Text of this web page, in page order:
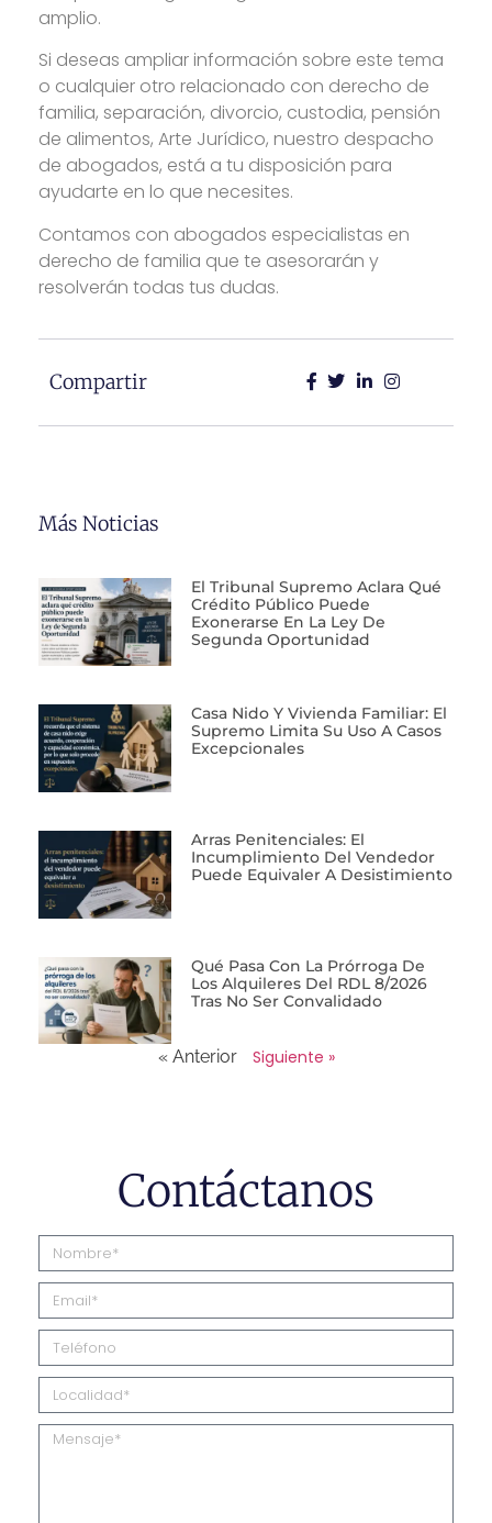
amplio.
Si deseas ampliar información sobre este tema
o cualquier otro relacionado con derecho de
familia, separación, divorcio, custodia, pensión
de alimentos, Arte Jurídico, nuestro despacho
de abogados, está a tu disposición para
ayudarte en lo que necesites.
Contamos con abogados especialistas en
derecho de familia que te asesorarán y
resolverán todas tus dudas.
Compartir
Más Noticias
El Tribunal Supremo Aclara Qué
Crédito Público Puede
Exonerarse En La Ley De
Segunda Oportunidad
Casa Nido Y Vivienda Familiar: El
Supremo Limita Su Uso A Casos
Excepcionales
Arras Penitenciales: El
Incumplimiento Del Vendedor
Puede Equivaler A Desistimiento
Qué Pasa Con La Prórroga De
Los Alquileres Del RDL 8/2026
Tras No Ser Convalidado
« Anterior Siguiente »
Contáctanos